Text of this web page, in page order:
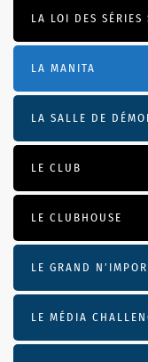
LA LOI DES SÉRIES
LA MANITA
LA SALLE DE
LE CLUB
LE CLUBHOUSE
LE GRAND
LE MÉDIA